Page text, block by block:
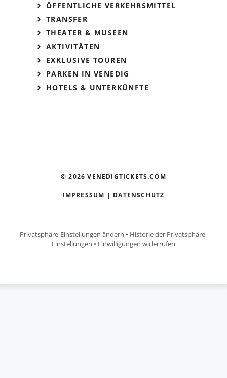
ÖFFENTLICHE VERKEHRSMITTEL
TRANSFER
THEATER & MUSEEN
AKTIVITÄTEN
EXKLUSIVE TOUREN
PARKEN IN VENEDIG
HOTELS & UNTERKÜNFTE
© 2026 VENEDIGTICKETS.COM
IMPRESSUM | DATENSCHUTZ
Privatsphäre-Einstellungen ändern • Historie der Privatsphäre-
Einstellungen • Einwilligungen widerrufen